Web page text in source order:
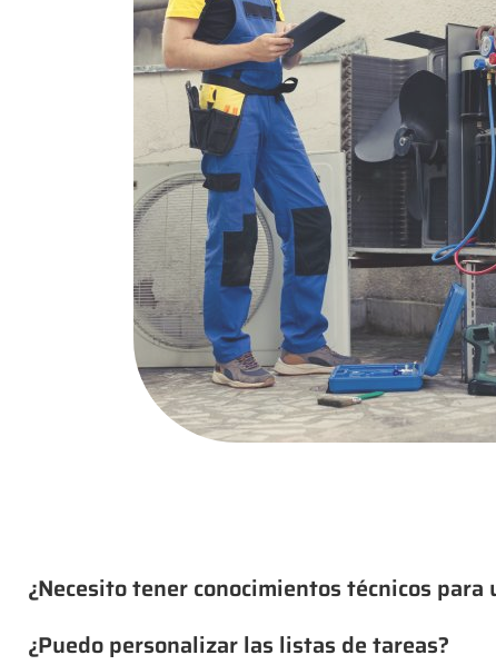
¿Necesito tener conocimientos técnicos
¿Puedo personalizar las listas de tareas?